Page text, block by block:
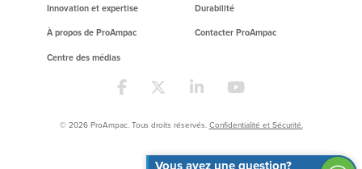
Innovation et expertise
Durabilité
À propos de ProAmpac
Contacter ProAmpac
Centre des médias
© 2026 ProAmpac. Tous droits réservés. Confidentialité et Sécurité.